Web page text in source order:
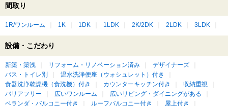
間取り
1R/ワンルーム 1K 1DK 1LDK 2K/2DK 2LDK 3LDK
設備・こだわり
新築・築浅 リフォーム・リノベーション済み
デザイナーズ
バス・トイレ別
温水洗浄便座（ウォシュレット）付き
食器洗浄乾燥機（食洗機）付き
カウンターキッチン付き
収納重視
バリアフリー
広いワンルーム
広いリビング・ダイニングがある
ベランダ・バルコニー付き
ルーフバルコニー付き
屋上付き